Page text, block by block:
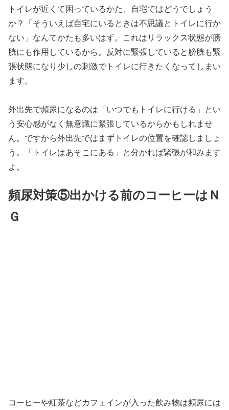
トイレが近くて困っているかた、自宅ではどうでしょう
か？「そういえば自宅にいるときは不思議とトイレに行か
ない」なんてかたも多いはず。これはリラックス状態が膀
胱にも作用しているから。反対に緊張していると膀胱も緊
張状態になり少しの刺激でトイレに行きたくなってしまい
ます。
外出先で頻尿になるのは「いつでもトイレに行ける」とい
う安心感がなく無意識に緊張しているからかもしれませ
ん。ですから外出先ではまずトイレの位置を確認しましょ
う。「トイレはあそこにある」と分かれば緊張が和みます
よ。
頻尿対策⑤出かける前のコーヒーはＮ
Ｇ
コーヒーや紅茶などカフェインが入った飲み物は頻尿には